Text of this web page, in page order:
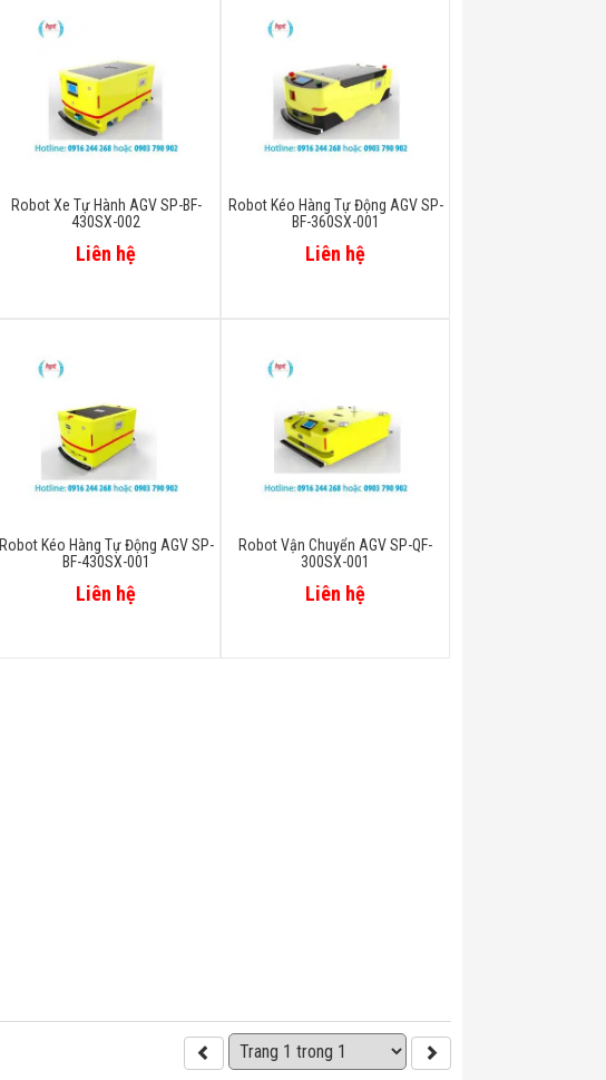
Robot Xe Tự Hành AGV SP-BF-
430SX-002
Liên hệ
Robot Kéo Hàng Tự Động AGV SP-
BF-360SX-001
Liên hệ
Robot Kéo Hàng Tự Động AGV SP-
BF-430SX-001
Liên hệ
Robot Vận Chuyển AGV SP-QF-
300SX-001
Liên hệ